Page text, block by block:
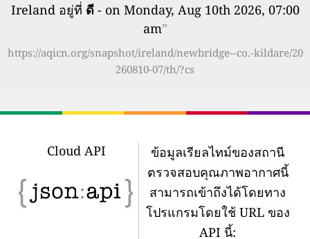
Ireland อยู่ที่ ดี- on Monday, Aug 10th 2026, 07:00
am”
https://aqicn.org/snapshot/ireland/newbridge--co.-kildare/20
260810-07/th/?cs
Cloud API
ข้อมูลเรียลไทม์ของสถานี
ตรวจสอบคุณภาพอากาศนี้
สามารถเข้าถึงได้โดยทาง
โปรแกรมโดยใช้ URL ของ
API นี้: